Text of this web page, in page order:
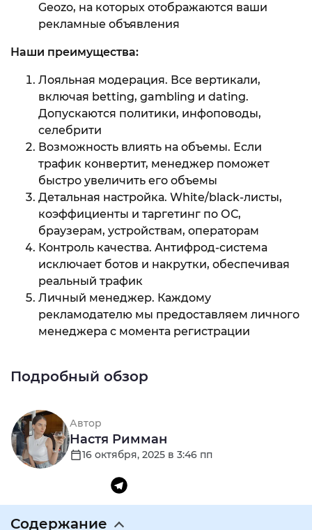
Geozo, на которых отображаются ваши
рекламные объявления
Наши преимущества:
Лояльная модерация. Все вертикали,
включая betting, gambling и dating.
Допускаются политики, инфоповоды,
селебрити
Возможность влиять на объемы. Если
трафик конвертит, менеджер поможет
быстро увеличить его объемы
Детальная настройка. White/black-листы,
коэффициенты и таргетинг по ОС,
браузерам, устройствам, операторам
Контроль качества. Антифрод-система
исключает ботов и накрутки, обеспечивая
реальный трафик
Личный менеджер. Каждому
рекламодателю мы предоставляем личного
менеджера с момента регистрации
Подробный обзор
Автор
Настя Римман
16 октября, 2025 в 3:46 пп
Содержание